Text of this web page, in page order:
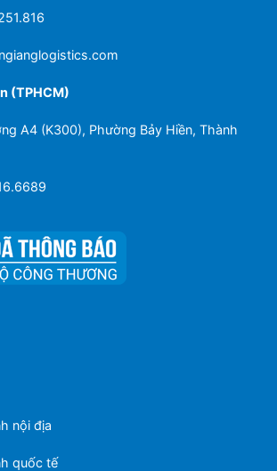
(TPHCM)
A4 (K300), Phường Bảy Hiền, Thành
nội địa
quốc tế